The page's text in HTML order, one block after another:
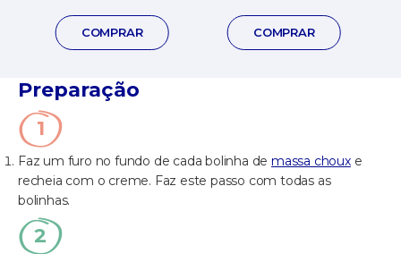
COMPRAR COMPRAR
Preparação
Faz um furo no fundo de cada bolinha demassa chouxe
recheia com o creme. Faz este passo com todas as
bolinhas.